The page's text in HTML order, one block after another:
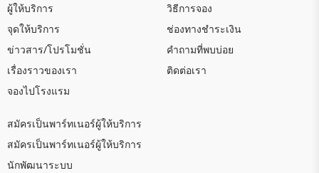
ผู้ให้บริการ
จุดให้บริการ
ข่าวสาร/โปรโมชั่น
เรื่องราวของเรา
จองไปโรงแรม
วิธีการจอง
ช่องทางชำระเงิน
คำถามที่พบบ่อย
ติดต่อเรา
สมัครเป็นพาร์ทเนอร์ผู้ให้บริการ
สมัครเป็นพาร์ทเนอร์ผู้ให้บริการ
นักพัฒนาระบบ